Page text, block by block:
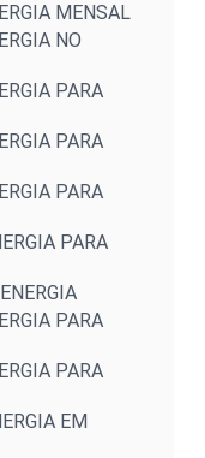
MENSAL
NO
PARA
PARA
PARA
PARA
PARA
PARA
EM